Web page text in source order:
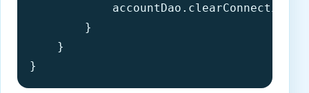
        }
    }
}